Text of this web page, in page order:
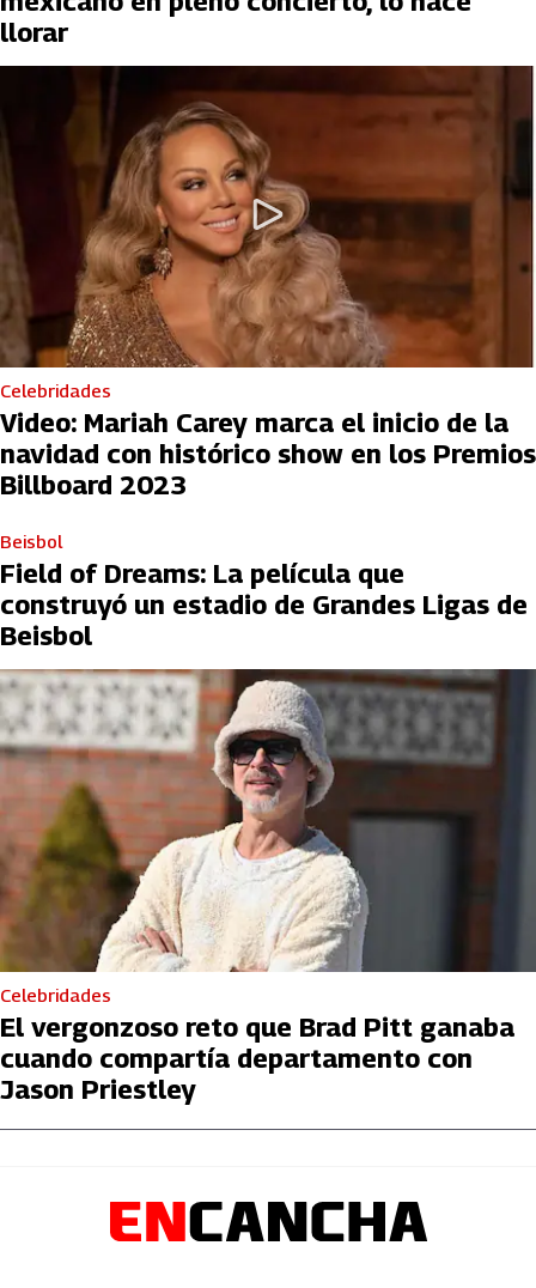
llorar
Celebridades
Video: Mariah Carey marca el inicio de la
navidad con histórico show en los Premios
Billboard 2023
Beisbol
Field of Dreams: La película que
construyó un estadio de Grandes Ligas de
Beisbol
Celebridades
El vergonzoso reto que Brad Pitt ganaba
cuando compartía departamento con
Jason Priestley